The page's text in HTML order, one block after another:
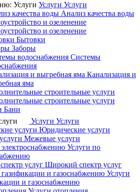
Услуги Услуги Услуги
качества воды Анализ качества воды
и озеленение
и озеленение
Бытовки
Заборы
водоснабжения Системы
и выгребная яма Канализация и
яма
строительные услуги
строительные услуги
Бани
Услуги Услуги
услуги Юридические услуги
Межевые услуги
Услуги по
услуг Широкий спектр услуг
и газоснабжению Услуги
и газоснабжению